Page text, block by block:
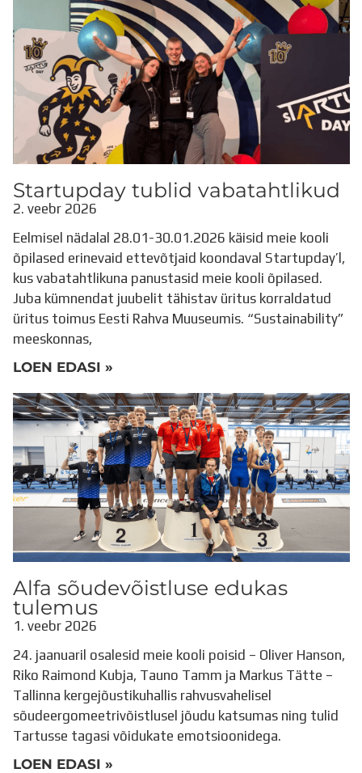
Startupday tublid vabatahtlikud
2. veebr 2026
Eelmisel nädalal 28.01-30.01.2026 käisid meie kooli
õpilased erinevaid ettevõtjaid koondaval Startupday’l,
kus vabatahtlikuna panustasid meie kooli õpilased.
Juba kümnendat juubelit tähistav üritus korraldatud
üritus toimus Eesti Rahva Muuseumis. “Sustainability”
meeskonnas,
LOEN EDASI »
Alfa sõudevõistluse edukas
tulemus
1. veebr 2026
24. jaanuaril osalesid meie kooli poisid – Oliver Hanson,
Riko Raimond Kubja, Tauno Tamm ja Markus Tätte –
Tallinna kergejõustikuhallis rahvusvahelisel
sõudeergomeetrivõistlusel jõudu katsumas ning tulid
Tartusse tagasi võidukate emotsioonidega.
LOEN EDASI »